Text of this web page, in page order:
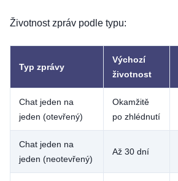
Životnost zpráv podle typu:
Typ zprávy
Výchozí
životnost
Chat jeden na
jeden (otevřený)
Okamžitě
po zhlédnutí
Chat jeden na
jeden (neotevřený)
Až 30 dní